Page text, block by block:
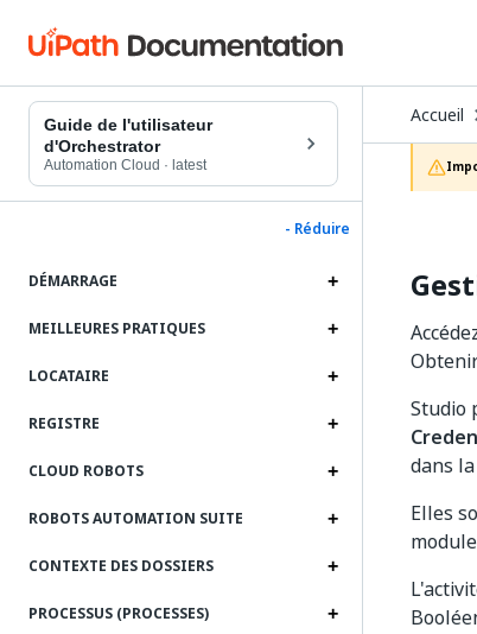
Guide de l'utilisateur
d'Orchestrator
Automation Cloud · latest
- Réduire
DÉMARRAGE
MEILLEURES PRATIQUES
LOCATAIRE
REGISTRE
CLOUD ROBOTS
ROBOTS AUTOMATION SUITE
CONTEXTE DES DOSSIERS
PROCESSUS (PROCESSES)
Accueil
Studio
dans
Elles